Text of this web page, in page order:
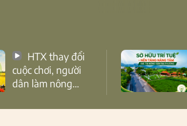
cuộc chơi, người
dân làm nông